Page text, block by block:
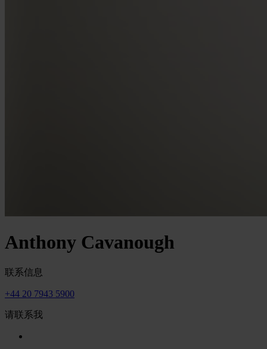
Anthony Cavanough
联系信息
+44 20 7943 5900
请联系我